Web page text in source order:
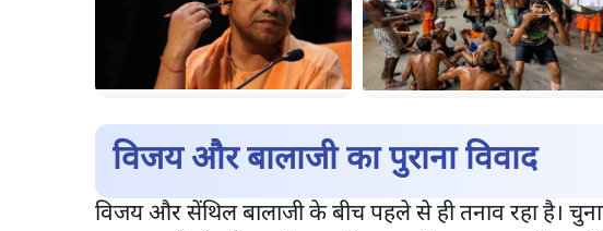
उत्तर प्रदेश
जनता का 2.32 करोड़ रोज़ाना खर्चः
योगी सरकार ने विज्ञापनों पर उड़ाने में
मोदी 3.0 को भी पीछे छोड़ा
शिक्षा संस्थान ‘विद्यार्थी’ नहीं, ‘अनुयायी’
तैयार कर रहे, राहुल गांधी के बयान से
छिड़ी नई बहस
विजय और बालाजी का पुराना विवाद
विजय और सेंथिल बालाजी के बीच पहले से ही तनाव रहा है।